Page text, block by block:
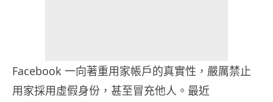
Facebook 一向著重用家帳戶的真實性，嚴厲禁止
用家採用虛假身份，甚至冒充他人。最近